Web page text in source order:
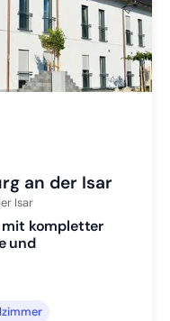
1 wechseln
2 wechseln
3 wechseln
4 wechseln
5 wechseln
6 wechseln
an der Isar
Isar
mit kompletter
und